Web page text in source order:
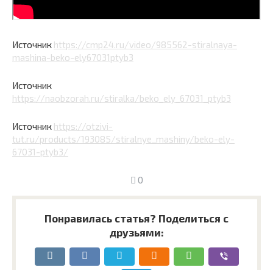
Источник https://cmp24.ru/video/985562-stiralnaya-
mashina-beko-ely67031ptyb3
Источник
https://naobzorah.ru/stiralka/beko_ely_67031_ptyb3
Источник https://otzivi-
tut.ru/products/193085/stiralnye_mashiny/beko-ely-
67031-ptyb3/
0
Понравилась статья? Поделиться с
друзьями: